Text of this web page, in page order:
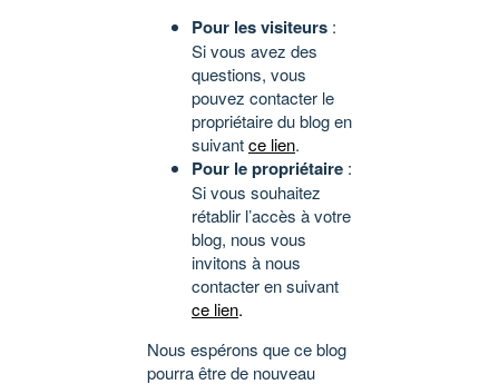
Pour les visiteurs :
Si vous avez des
questions, vous
pouvez contacter le
propriétaire du blog en
suivantce lien.
Pour le propriétaire :
Si vous souhaitez
rétablir l’accès à votre
blog, nous vous
invitons à nous
contacter en suivant
ce lien.
Nous espérons que ce blog
pourra être de nouveau